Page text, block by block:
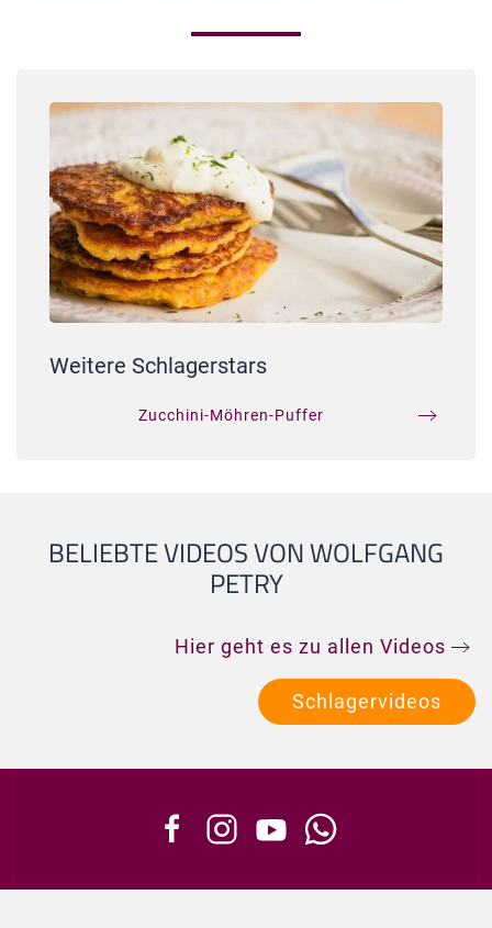
Weitere Schlagerstars
Zucchini-Möhren-Puffer
BELIEBTE VIDEOS VON WOLFGANG
PETRY
Hier geht es zu allen Videos
Schlagervideos